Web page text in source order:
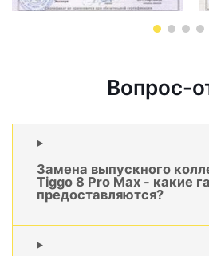
Вопрос-
Замена выпускного
Tiggo 8 Pro Max - какие
предоставляются?